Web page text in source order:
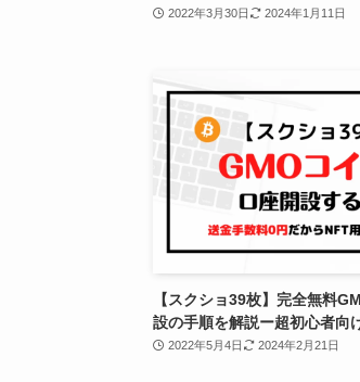
2022年3月30日 2024年1月11日
【スクショ39枚】完全無料
設の手順を解説ー超初心者向
2022年5月4日 2024年2月21日